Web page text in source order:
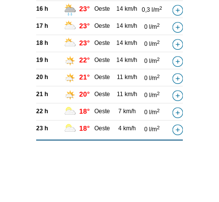
16 h 23° Oeste 14 km/h 0,3 l/m2
17 h 23° Oeste 14 km/h 0 l/m2
18 h 23° Oeste 14 km/h 0 l/m2
19 h 22° Oeste 14 km/h 0 l/m2
20 h 21° Oeste 11 km/h 0 l/m2
21 h 20° Oeste 11 km/h 0 l/m2
22 h 18° Oeste 7 km/h 0 l/m2
23 h 18° Oeste 4 km/h 0 l/m2